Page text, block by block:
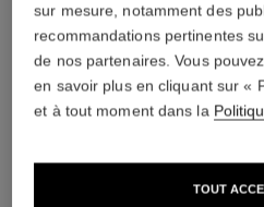
sur mesure, notamment des
recommandations pertinentes
de nos partenaires. Vous
en savoir plus en cliquant sur «
et à tout moment dans la
TOUT